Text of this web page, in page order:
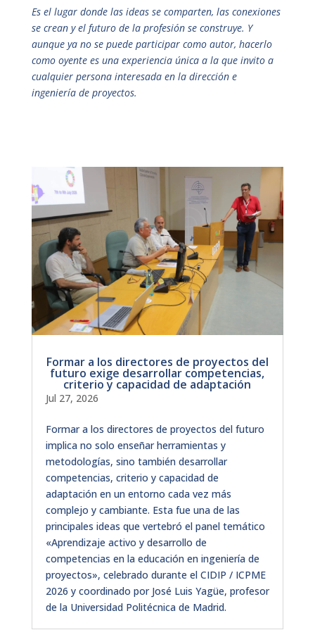
Es el lugar donde las ideas se comparten, las conexiones
se crean y el futuro de la profesión se construye. Y
aunque ya no se puede participar como autor, hacerlo
como oyente es una experiencia única a la que invito a
cualquier persona interesada en la dirección e
ingeniería de proyectos.
Formar a los directores de proyectos del
futuro exige desarrollar competencias,
criterio y capacidad de adaptación
Jul 27, 2026
Formar a los directores de proyectos del futuro
implica no solo enseñar herramientas y
metodologías, sino también desarrollar
competencias, criterio y capacidad de
adaptación en un entorno cada vez más
complejo y cambiante. Esta fue una de las
principales ideas que vertebró el panel temático
«Aprendizaje activo y desarrollo de
competencias en la educación en ingeniería de
proyectos», celebrado durante el CIDIP / ICPME
2026 y coordinado por José Luis Yagüe, profesor
de la Universidad Politécnica de Madrid.